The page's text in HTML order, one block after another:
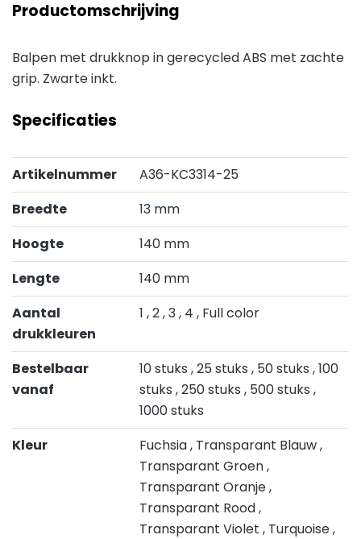
Productomschrijving
Balpen met drukknop in gerecycled ABS met zachte
grip. Zwarte inkt.
Specificaties
Artikelnummer
A36-KC3314-25
Breedte
13 mm
Hoogte
140 mm
Lengte
140 mm
Aantal
drukkleuren
1 , 2, 3, 4 , Full color
Bestelbaar
vanaf
10 stuks , 25 stuks , 50 stuks , 100
stuks , 250 stuks , 500 stuks ,
1000 stuks
Kleur
Fuchsia, Transparant Blauw,
Transparant Groen,
Transparant Oranje,
Transparant Rood,
Transparant Violet , Turquoise,